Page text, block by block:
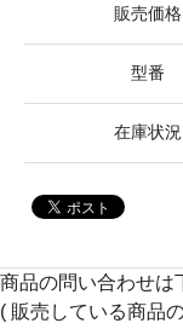
販売価格
型番
在庫状況
商品の問い合わせは
( 販売している商品